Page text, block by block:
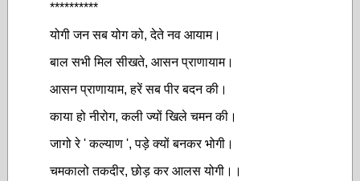
**********
योगी जन सब योग को, देते नव आयाम।
बाल सभी मिल सीखते, आसन प्राणायाम।
आसन प्राणायाम, हरें सब पीर बदन की।
काया हो नीरोग, कली ज्यों खिले चमन की।
जागो रे ' कल्याण ', पड़े क्यों बनकर भोगी।
चमकालो तकदीर, छोड़ कर आलस योगी।।